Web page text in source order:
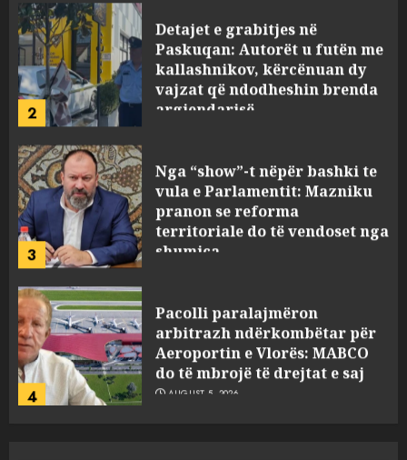
2
Detajet e grabitjes në
Paskuqan: Autorët u futën me
kallashnikov, kërcënuan dy
vajzat që ndodheshin brenda
argjendarisë
3
Nga “show”-t nëpër bashki te
vula e Parlamentit: Mazniku
pranon se reforma
territoriale do të vendoset nga
shumica
4
Pacolli paralajmëron
arbitrazh ndërkombëtar për
Aeroportin e Vlorës: MABCO
do të mbrojë të drejtat e saj
AUGUST 5, 2026